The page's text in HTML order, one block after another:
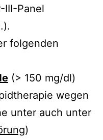
III-Panel
folgenden
(> 150 mg/dl)
wegen
unter auch unter
)